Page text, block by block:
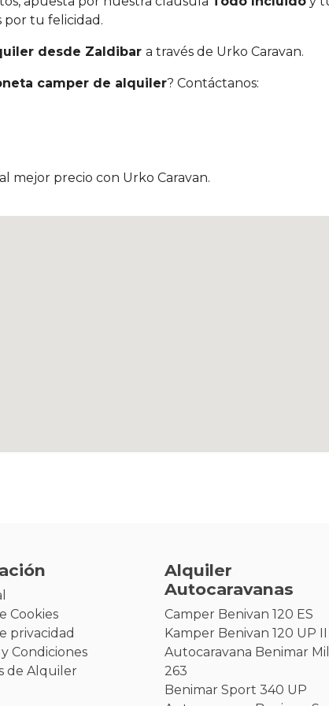
por tu felicidad.
desde Zaldibar a través de Urko Caravan.
camper de alquiler? Contáctanos:
mejor precio con Urko Caravan.
Cookies
privacidad
Condiciones
de Alquiler
Alquiler
Autocaravanas
Camper Benivan 120 ES
Kamper Benivan 120 UP II
Autocaravana Benimar
263
Benimar Sport 340 UP